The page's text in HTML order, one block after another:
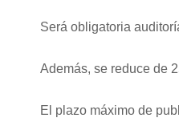
Será obligatoria
Además, se reduce de
El plazo máximo de